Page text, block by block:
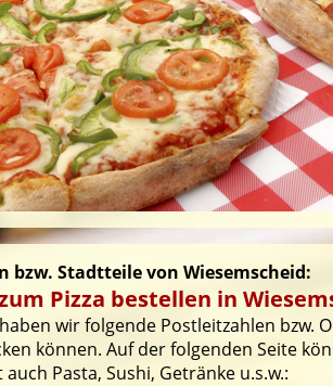
bzw. Stadtteile von Wiesemscheid:
Pizza bestellen in
haben wir folgende Postleitzahlen bzw.
können. Auf der folgenden Seite
Pasta, Sushi, Getränke u.s.w.: